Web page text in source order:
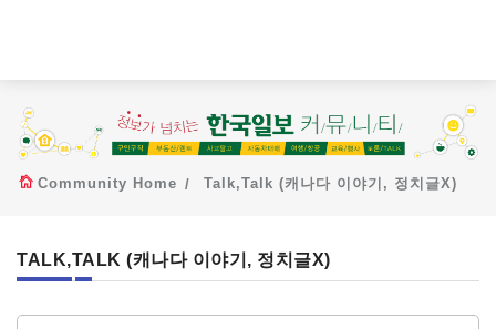
Community Home Talk,Talk (캐나다 이야기, 정치글X)
TALK,TALK (캐나다 이야기, 정치글X)